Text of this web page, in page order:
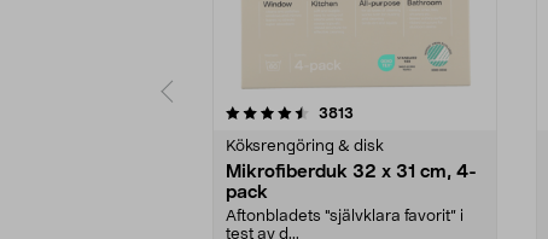
3813
Köksrengöring & disk
Mikrofiberduk 32 x 31 cm, 4-
pack
Aftonbladets "självklara favorit” i
test av d...
4.0av 5 stjärnor